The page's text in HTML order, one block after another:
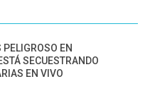
PELIGROSO EN
SECUESTRANDO
EN VIVO